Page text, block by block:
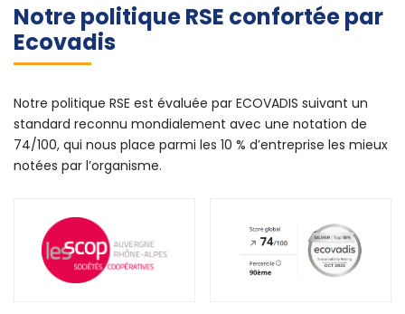
Notre politique RSE confortée par
Ecovadis
Notre politique RSE est évaluée par ECOVADIS suivant un
standard reconnu mondialement avec une notation de
74/100, qui nous place parmi les 10 % d’entreprise les mieux
notées par l’organisme.